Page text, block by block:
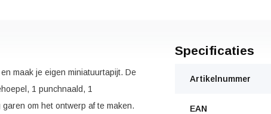
maak je eigen miniatuurtapijt. De
1 punchnaald, 1
om het ontwerp af te maken.
Specificaties
Artikelnummer
EAN